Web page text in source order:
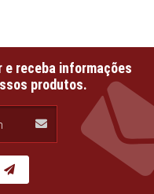
receba informações
produtos.